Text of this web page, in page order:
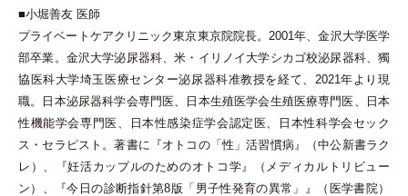
■小堀善友 医師
プライベートケアクリニック東京東京院院長。2001年、金沢大学医学
部卒業。金沢大学泌尿器科、米 ・ イリノイ大学シカゴ校泌尿器科、獨
協医科大学埼玉医療センター泌尿器科准教授を経て、2021年より現
職。日本泌尿器科学会専門医、日本生殖医学会生殖医療専門医、日本
性機能学会専門医、日本性感染症学会認定医、日本性科学会セック
ス ・ セラピスト。著書に『オトコの「性 」活習慣病』 （中公新書ラク
レ ） 、『妊活カップルのためのオトコ学』 （ メディカルトリビュー
ン ） 、『今日の診断指針第8版 「 男子性発育の異常 」 』 （ 医学書院）